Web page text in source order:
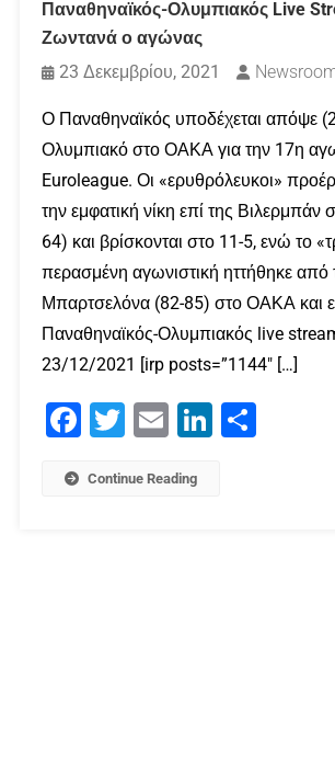
Παναθηναϊκός-Ολυμπιακός Live
Ζωντανά ο αγώνας
23 Δεκεμβρίου, 2021
Ο Παναθηναϊκός υποδέχεται απόψε
Ολυμπιακό στο ΟΑΚΑ για την 17η
Euroleague. Οι «ερυθρόλευκοι»
την εμφατική νίκη επί της
64) και βρίσκονται στο 11-5, ενώ το
περασμένη αγωνιστική ηττήθηκε από
Μπαρτσελόνα (82-85) στο ΟΑΚΑ και
Παναθηναϊκός-Ολυμπιακός live
23/12/2021 [irp posts=”1144″ […]
Facebook
Twitter Email LinkedIn
Continue Reading